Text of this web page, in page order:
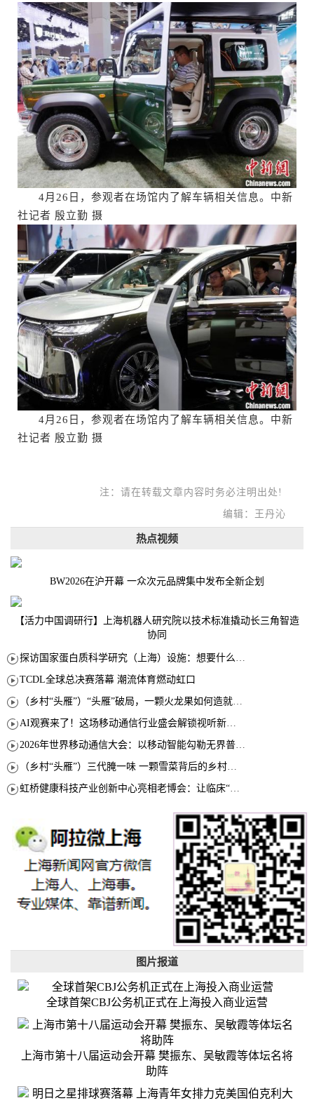
4月26日，参观者在场馆内了解车辆相关信息。中新
社记者 殷立勤 摄
4月26日，参观者在场馆内了解车辆相关信息。中新
社记者 殷立勤 摄
注：请在转载文章内容时务必注明出处!
编辑：王丹沁
热点视频
BW2026在沪开幕 一众次元品牌集中发布全新企划
【活力中国调研行】上海机器人研究院以技术标准撬动长三角智造
协同
TCDL全球总决赛落幕 潮流体育燃动虹口
图片报道
全球首架CBJ公务机正式在上海投入商业运营
上海市第十八届运动会开幕 樊振东、吴敏霞等体坛名将
助阵